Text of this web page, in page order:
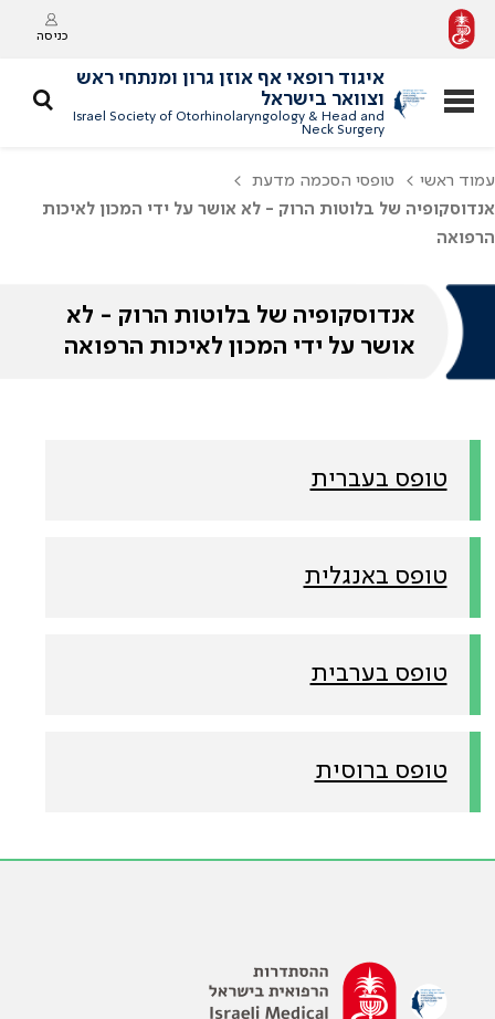
כניסה
איגוד רופאי אף אוזן גרון ומנתחי ראש
וצוואר בישראל
Israel Society of Otorhinolaryngology & Head and
Neck Surgery
עמוד ראשי
טופסי הסכמה מדעת
אנדוסקופיה של בלוטות הרוק - לא אושר על ידי המכון לאיכות
הרפואה
אנדוסקופיה של בלוטות הרוק - לא
אושר על ידי המכון לאיכות הרפואה
טופס בעברית
טופס באנגלית
טופס בערבית
טופס ברוסית